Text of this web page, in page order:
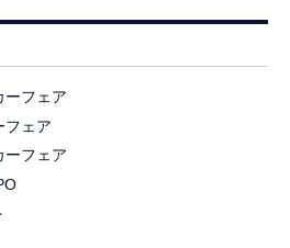
ーフェア
フェア
ーフェア